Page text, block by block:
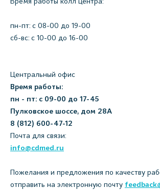
пн-пт: c 08-00 до 19-00
сб-вс: с 10-00 до 16-00
Центральный офис
Время работы:
пн - пт: с 09-00 до 17-45
Пулковское шоссе, дом 28А
8 (812) 600-47-12
Почта для связи:
info@cdmed.ru
Пожелания и предложения по качеству
отправить на электронную почту